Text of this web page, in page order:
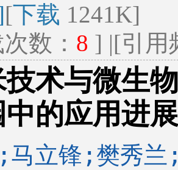
[下载 1241K]
数： 8 ] |[引用
术与微生
的应用进展
马立锋;樊秀